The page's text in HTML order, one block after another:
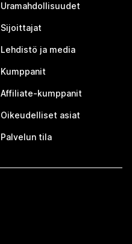
Uramahdollisuudet
Sijoittajat
Lehdistö ja media
Kumppanit
Affiliate-kumppanit
Oikeudelliset asiat
Palvelun tila